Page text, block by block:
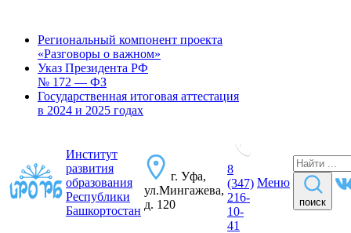
Региональный компонент проекта
«Разговоры о важном»
Указ Президента РФ
№ 172 — ФЗ
Государственная итоговая аттестация
в 2024 и 2025 годах
Институт
развития
образования
Республики
Башкортостан
г. Уфа,
ул.Мингажева,
д. 120
8
(347)
216-
10-
41
Меню
поиск